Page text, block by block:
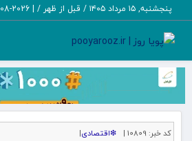
پنجشنبه, ۱۵ مرداد ۱۴۰۵ / قبل از ظهر / |
2026-08-06
کد خبر: 10809 | ❇اقتصادی|